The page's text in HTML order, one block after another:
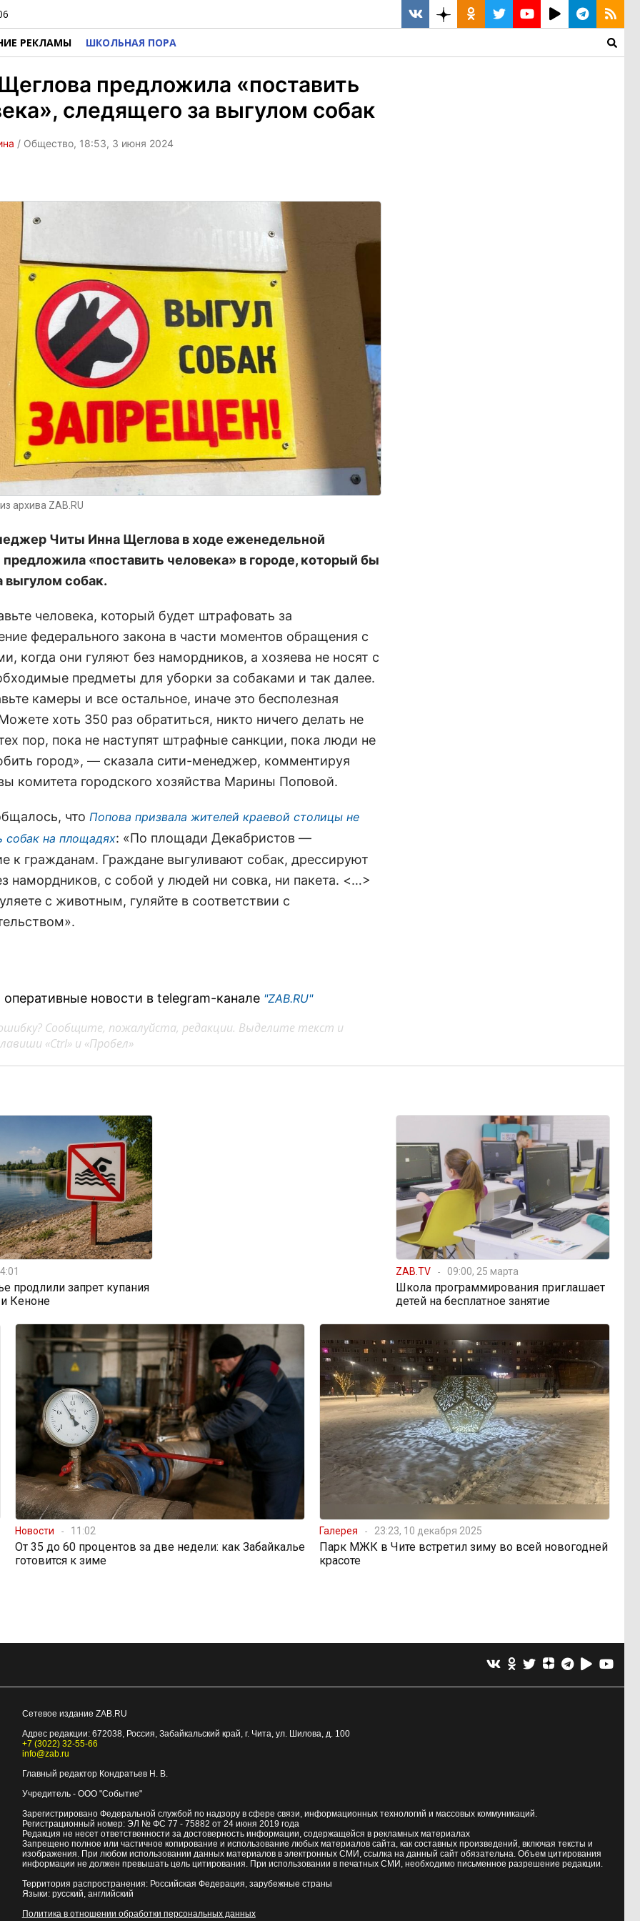
РЕКЛАМЫ ШКОЛЬНАЯ ПОРА
предложила «поставить
следящего за выгулом собак
/ Общество, 18:53, 3 июня 2024
архива ZAB.RU
Читы Инна Щеглова в ходе еженедельной
предложила «поставить человека» в городе, который бы
выгулом собак.
человека, который будет штрафовать за
федерального закона в части моментов обращения с
когда они гуляют без намордников, а хозяева не носят с
предметы для уборки за собаками и так далее.
камеры и все остальное, иначе это бесполезная
хоть 350 раз обратиться, никто ничего делать не
пор, пока не наступят штрафные санкции, пока люди не
город», — сказала сити-менеджер, комментируя
комитета городского хозяйства Марины Поповой.
что Попова призвала жителей краевой столицы не
собак на площадях: «По площади Декабристов —
к гражданам. Граждане выгуливают собак, дрессируют
намордников, с собой у людей ни совка, ни пакета. <…>
с животным, гуляйте в соответствии с
новости в telegram-канале "ZAB.RU"
Сообщите, пожалуйста, редакции. Выделите текст и
«Ctrl» и «Пробел»
продлили запрет купания
Кеноне
ZAB.TV 09:00, 25 марта
Школа программирования приглашает
детей на бесплатное занятие
Новости 11:02
От 35 до 60 процентов за две недели: как Забайкалье
готовится к зиме
Галерея 23:23, 10 декабря 2025
Парк МЖК в Чите встретил зиму во всей новогодней
красоте
Сетевое издание ZAB.RU
Адрес редакции: 672038, Россия, Забайкальский край, г. Чита, ул. Шилова, д. 100
+7 (3022) 32-55-66
info@zab.ru
Главный редактор Кондратьев Н. В.
Учредитель - ООО "Событие"
Зарегистрировано Федеральной службой по надзору в сфере связи, информационных технологий и массовых коммуникаций.
Регистрационный номер: ЭЛ № ФС 77 - 75882 от 24 июня 2019 года
Редакция не несет ответственности за достоверность информации, содержащейся в рекламных материалах
Запрещено полное или частичное копирование и использование любых материалов сайта, как составных произведений, включая тексты и
изображения. При любом использовании данных материалов в электронных СМИ, ссылка на данный сайт обязательна. Объем цитирования
информации не должен превышать цель цитирования. При использовании в печатных СМИ, необходимо письменное разрешение редакции.
Территория распространения: Российская Федерация, зарубежные страны
Языки: русский, английский
Политика в отношении обработки персональных данных